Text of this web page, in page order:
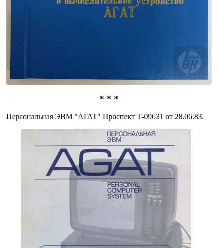
* * *
Персональная ЭВМ "АГАТ" Проспект Т-09631 от 28.06.83.